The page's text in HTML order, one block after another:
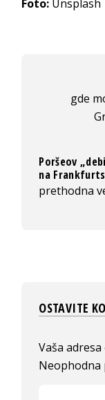
Foto: Unsplash
gde
Poršeov
na
prethodna
OSTAVITE
Vaša
Neophodna